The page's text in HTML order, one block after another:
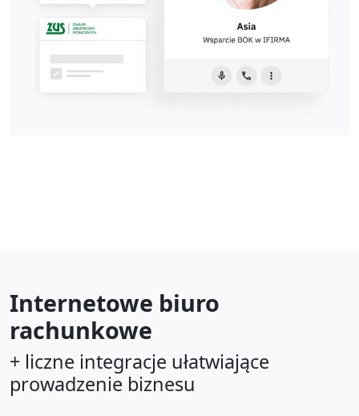
Internetowe biuro
rachunkowe
+ liczne integracje ułatwiające
prowadzenie biznesu